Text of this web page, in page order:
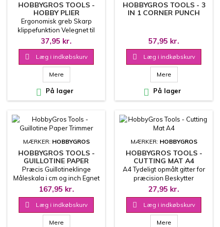
HOBBYGROS TOOLS -
HOBBY PLIER
Ergonomisk greb Skarp
klippefunktion Velegnet til
dies, tråd og mindre
metaldele Perfekt til
smykkefremstilling og
modelbygning
37,95 kr.
 Læg i indkøbskurv
Mere
 På lager
HOBBYGROS TOOLS - 3
IN 1 CORNER PUNCH
57,95 kr.
 Læg i indkøbskurv
Mere
 På lager
MÆRKER: HOBBYGROS
HOBBYGROS TOOLS -
GUILLOTINE PAPER
TRIMMER
Præcis Guillotineklinge
Måleskala i cm og inch Egnet
til papir, karton og lette
materialer Stabil konstruktion
Ideel til kort, invitationer og
print
167,95 kr.
 Læg i indkøbskurv
Mere
MÆRKER: HOBBYGROS
HOBBYGROS TOOLS -
CUTTING MAT A4
A4 Tydeligt opmålt gitter for
præcision Beskytter
arbejdsfladen Velegnet til
hobbyknive og
præcisionsarbejde Ideel til
scrapbooking, DIY og
modelarbejde
27,95 kr.
 Læg i indkøbskurv
Mere